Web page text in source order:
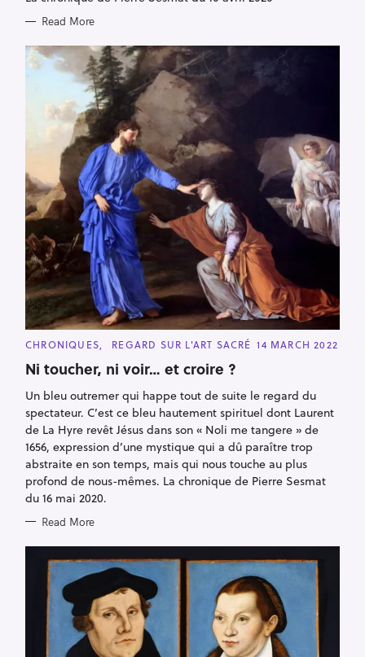
Read More
C
T
E
O
I
E
S
CHRONIQUES REGARD SUR L'ART SACRÉ 14 MARCH 2022
Ni toucher, ni voir… et croire ?
Un bleu outremer qui happe tout de suite le regard du
spectateur. C’est ce bleu hautement spirituel dont Laurent
de La Hyre revêt Jésus dans son « Noli me tangere » de
1656, expression d’une mystique qui a dû paraître trop
abstraite en son temps, mais qui nous touche au plus
profond de nous-mêmes. La chronique de Pierre Sesmat
du 16 mai 2020.
Read More